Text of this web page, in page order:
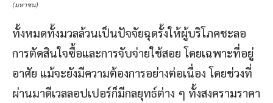
(มหาชน)
ทั้งหมดทั้งมวลล้วนเป็นปัจจัยฉุดรั้งให้ผู้บริโภคชะลอ
การตัดสินใจซื้อและการจับจ่ายใช้สอย โดยเฉพาะที่อยู่
อาศัย แม้จะยังมีความต้องการอย่างต่อเนื่อง โดยช่วงที่
ผ่านมาดีเวลลอปเปอร์ก็มีกลยุทธ์ต่าง ๆ ทั้งสงครามราคา